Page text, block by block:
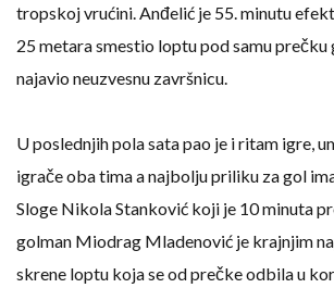
tropskoj vrućini. Anđelić je 55. minutu
25 metara smestio loptu pod samu
najavio neuzvesnu završnicu.
U poslednjih pola sata pao je i ritam igre,
igrače oba tima a najbolju priliku za gol
Sloge Nikola Stanković koji je 10 minuta
golman Miodrag Mladenović je krajnjim
skrene loptu koja se od prečke odbila u